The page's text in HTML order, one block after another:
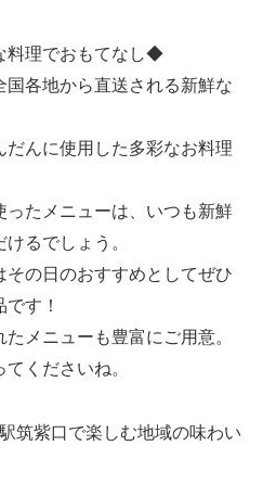
料理でおもてなし◆
各地から直送される新鮮な
んに使用した多彩なお料理
たメニューは、いつも新鮮
るでしょう。
の日のおすすめとしてぜひ
す！
メニューも豊富にご用意。
くださいね。
筑紫口で楽しむ地域の味わい